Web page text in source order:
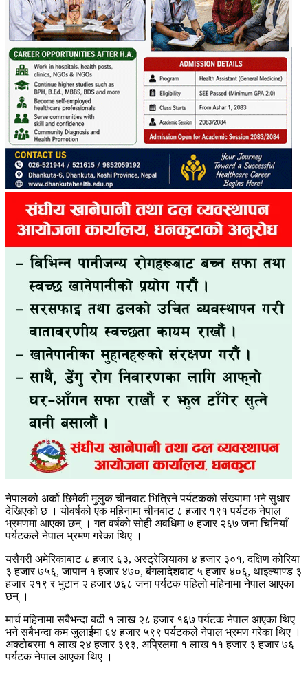
नेपालको अर्को छिमेकी मुलुक चीनबाट भित्रिने पर्यटकको संख्यामा भने सुधार
देखिएको छ । योवर्षको एक महिनामा चीनबाट ८ हजार १९१ पर्यटक नेपाल
भ्रमणमा आएका छन् । गत वर्षको सोही अवधिमा ७ हजार २६७ जना चिनियाँ
पर्यटकले नेपाल भ्रमण गरेका थिए ।
यसैगरी अमेरिकाबाट ८ हजार ६३, अस्ट्रेलियाका ४ हजार ३०१, दक्षिण कोरिया
३ हजार ७५६, जापान १ हजार ४७०, बंगलादेशबाट ५ हजार ४०६, थाइल्याण्ड ३
हजार २१९ र भुटान २ हजार ७६८ जना पर्यटक पहिलो महिनामा नेपाल आएका
छन् ।
मार्च महिनामा सबैभन्दा बढी १ लाख २८ हजार १६७ पर्यटक नेपाल आएका थिए
भने सबैभन्दा कम जुलाईमा ६४ हजार ५९९ पर्यटकले नेपाल भ्रमण गरेका थिए ।
अक्टोबरमा १ लाख २४ हजार ३९३, अप्रिलमा १ लाख ११ हजार ३ हजार ७६
पर्यटक नेपाल आएका थिए ।